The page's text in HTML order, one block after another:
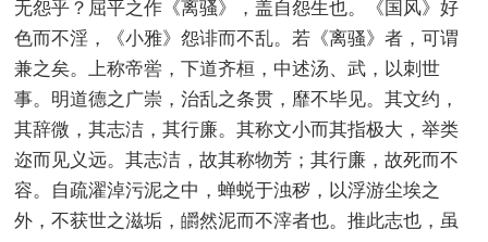
无怨乎？屈平之作《离骚》，盖自怨生也。《国风》好
色而不淫，《小雅》怨诽而不乱。若《离骚》者，可谓
兼之矣。上称帝喾，下道齐桓，中述汤、武，以刺世
事。明道德之广崇，治乱之条贯，靡不毕见。其文约，
其辞微，其志洁，其行廉。其称文小而其指极大，举类
迩而见义远。其志洁，故其称物芳；其行廉，故死而不
容。自疏濯淖污泥之中，蝉蜕于浊秽，以浮游尘埃之
外，不获世之滋垢，皭然泥而不滓者也。推此志也，虽